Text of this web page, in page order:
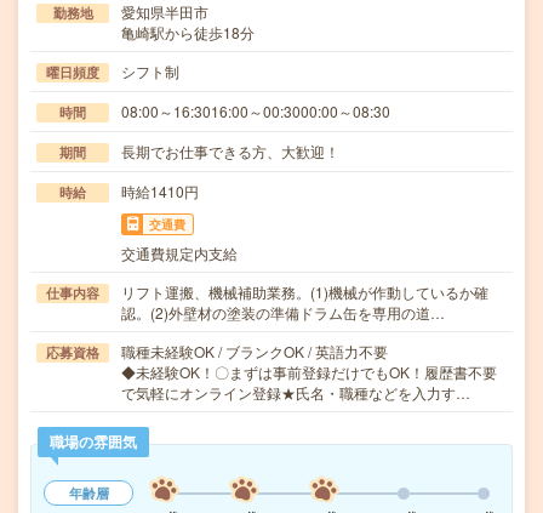
勤務地
愛知県半田市
亀崎駅から徒歩18分
曜日頻度 シフト制
時間 08:00～16:3016:00～00:3000:00～08:30
期間 長期でお仕事できる方、大歓迎！
時給 時給1410円
交通費
交通費規定内支給
仕事内容
リフト運搬、機械補助業務。(1)機械が作動しているか確
認。(2)外壁材の塗装の準備ドラム缶を専用の道…
応募資格
職種未経験OK / ブランクOK / 英語力不要
◆未経験OK！〇まずは事前登録だけでもOK！履歴書不要
で気軽にオンライン登録★氏名・職種などを入力す…
職場の雰囲気
年齢層